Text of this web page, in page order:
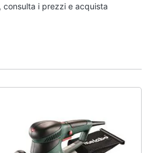
i prezzi e acquista